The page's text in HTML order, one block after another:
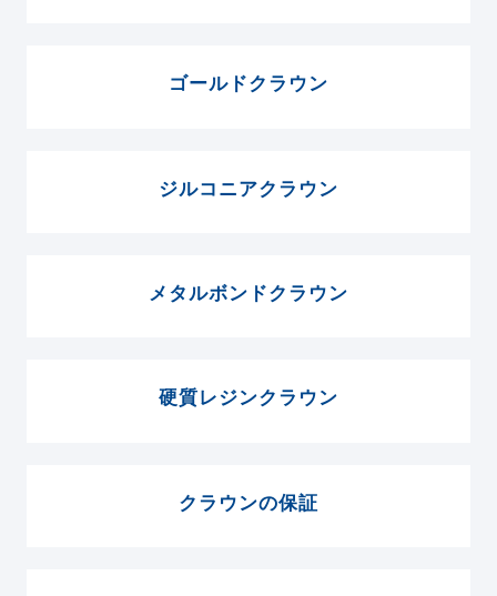
ゴールドクラウン
ジルコニアクラウン
メタルボンドクラウン
硬質レジンクラウン
クラウンの保証